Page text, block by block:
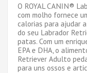
O ROYAL CANIN®
com molho fornece
calorias para ajudar
do seu Labrador
patas. Com um
EPA e DHA, o
Retriever Adulto
para uns ossos e